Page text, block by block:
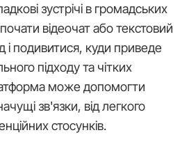
зустрічі в громадських
відеочат або текстовий
і подивитися, куди приведе
підходу та чітких
може допомогти
зв'язки, від легкого
стосунків.